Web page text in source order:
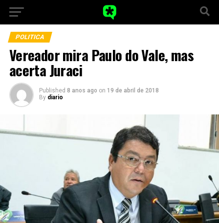
POLITICA
Vereador mira Paulo do Vale, mas
acerta Juraci
Published 8 anos ago on 19 de abril de 2018
By diario